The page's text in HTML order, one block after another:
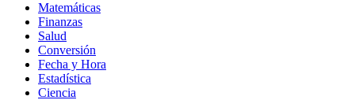
Matemáticas
Finanzas
Salud
Conversión
Fecha y Hora
Estadística
Ciencia